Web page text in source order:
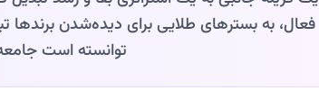
فعال، به بسترهای طلایی برای دیده‌شدن برندها
توانسته است جامعه